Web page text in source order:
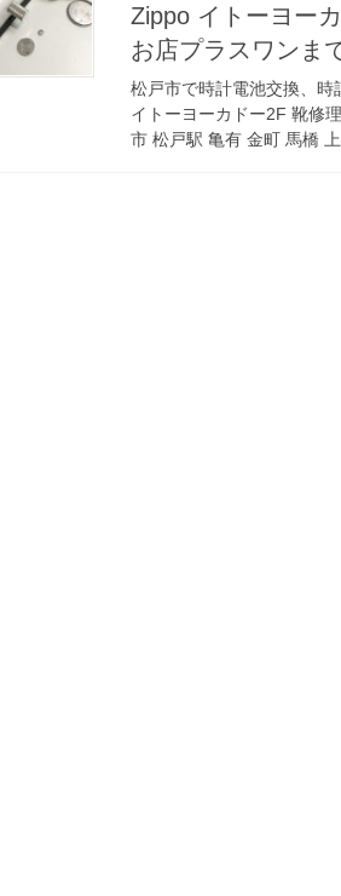
Zippo イトーヨー
お店プラスワンま
松戸市で時計電池交換、
イトーヨーカドー2F 靴修
市 松戸駅 亀有 金町 馬橋